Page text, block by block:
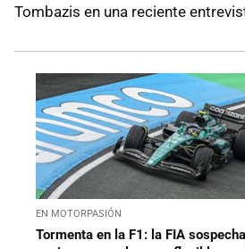
Tombazis en una reciente
EN MOTORPASIÓN
Tormenta en la F1: la FIA